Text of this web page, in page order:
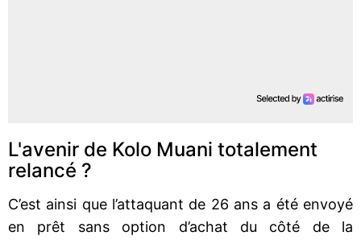
L'avenir de Kolo Muani totalement
relancé ?
C’est ainsi que l’attaquant de 26 ans a été envoyé
en prêt sans option d’achat du côté de la